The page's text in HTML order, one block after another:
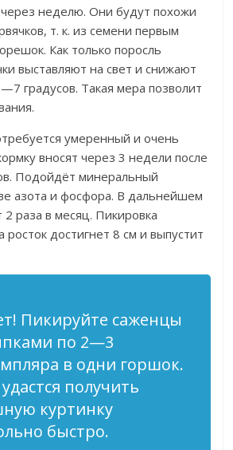
неделю. Они будут похожи
т. к. из семени первым
Как только поросль
выставляют на свет и снижают
градусов. Такая мера позволит
умеренный и очень
вносят через 3 недели после
Подойдёт минеральный
азота и фосфора. В дальнейшем
2 раза в месяц. Пикировка
росток достигнет 8 см и выпустит
Пикируйте саженцы
по 2—3
в одни горшок.
получить
куртинку
быстро.